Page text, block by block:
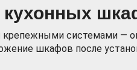
крепежными системами —
шкафов после